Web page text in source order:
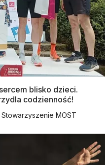
blisko dzieci.
codzienność!
MOST